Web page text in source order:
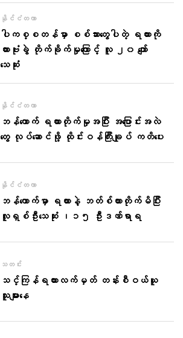
နိုင်ငံတကာ
ပါကစ္စတန်မှာ စစ်သားတွေပါတဲ့ ရထားကို
ကားဗုံးခွဲ တိုက်ခိုက်မှုကြောင့် လူ ၂၀ ကျော်
သေဆုံး
နိုင်ငံတကာ
ဘန်ကောက် ရထားတိုက်မှုအပြီး အပြောင်းအလဲ
တွေ လုပ်ဆောင်ဖို့ ထိုင်းဝန်ကြီးချုပ် ကတိပေး
နိုင်ငံတကာ
ဘန်ကောက်မှာ ရထားနဲ့ ဘတ်စ်ကားတိုက်မိပြီး
လူရှစ်ဦးသေဆုံး ၊၁၅ ဦးဒဏ်ရာရ
သတင်း
သင်္ကြန်ရထားလက်မှတ် တန်းစီဝယ်ယူ
သူများနေ